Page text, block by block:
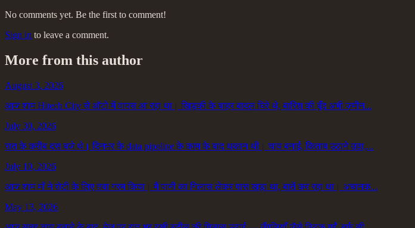
No comments yet. Be the first to comment!
Sign in to leave a comment.
More from this author
August 3, 2026
आज शाम Hitech City से ऑटो में वापस आ रहा था। खिड़की के बाहर बादल घिरे थे, बारिश की बूँद अभी ज़मीन...
July 30, 2026
रात के करीब दस बजे थे। दिनभर के data pipeline के काम के बाद थकान थी। चाय बनाई, किताब उठाने उठा,...
July 10, 2026
आज शाम माँ ने रोटी के लिए तवा गरम किया। मैं पानी का गिलास लेकर पास खड़ा था, बातें कर रहा था। अचानक...
May 13, 2026